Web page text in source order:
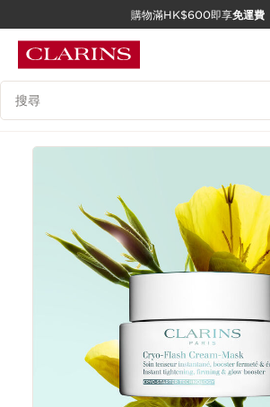
跳至內容
購物滿HK$600即享免運費
搜尋內容說明